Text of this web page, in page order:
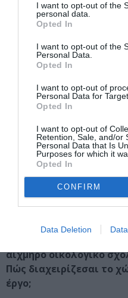
I want to opt-out of the
personal data.
Opted In
I want to opt-out of the
Personal Data.
Opted In
I want to opt-out of
Personal Data for
Opted In
I want to opt-out of
Retention, Sale, and/or
Personal Data that Is
Purposes for which it
Opted In
CONFIRM
Data Deletion
κυρίας Νίκης Αραμπατζή,
Γραφείο Πολιτισμού του
-Ο κάθε χώρος που
επηρεάζει τη
Δήμου Αθηναίων, για
συνηθίσει να βλέπουμε
βαρύτητα στο ίχνος,
φασματική ζωγραφική
Γκόκα ή η πρόσφατη
τελευταίων 20 χρόνων
Παπακωνσταντίνου, μία
ελάχιστου, με τίτλο
Τεχνών του Πάρκου
διάλογοι πιο
αιχμηρό οικολογικό
Πώς διαχειρίζεσαι το
έργο;